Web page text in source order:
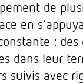
de
en
: des
dans leur
suivis avec